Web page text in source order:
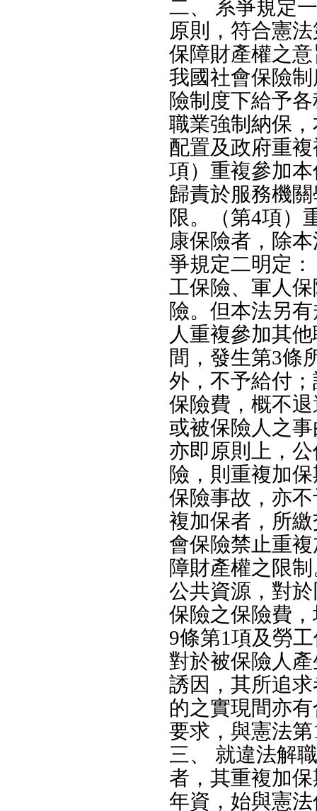
二、 系爭規定
原則，符合憲
保障財產權之
我國社會保險
險制度下給予
職業強制納保
配置及政府重
項）重複參加
歸責於服務機
限。（第4項）
康保險者，除
爭規定二明定
工保險、軍人
險。但本法另
人重複參加其
間，發生第3
外，不予給付
保險費，概不
或被保險人之
亦即原則上，
險，則重複加
保險事故，亦
複加保者，所
會保險禁止重
障財產權之限
公共資源，對
保險之保險費
9條第1項及勞
對於被保險人
誘因，其所追
的之實現間亦
要求，與憲法
三、 就違法解
者，其重複加
年資，始與憲